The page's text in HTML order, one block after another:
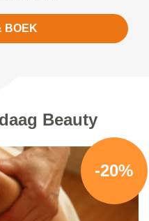
BOEK
Beauty
-20%